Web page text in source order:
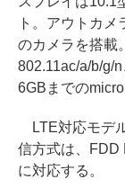
ト。アウトカ
のカメラを搭載
802.11ac/a/b/g/
6GBまでの
LTE対応モデ
信方式は、FDD
に対応する。